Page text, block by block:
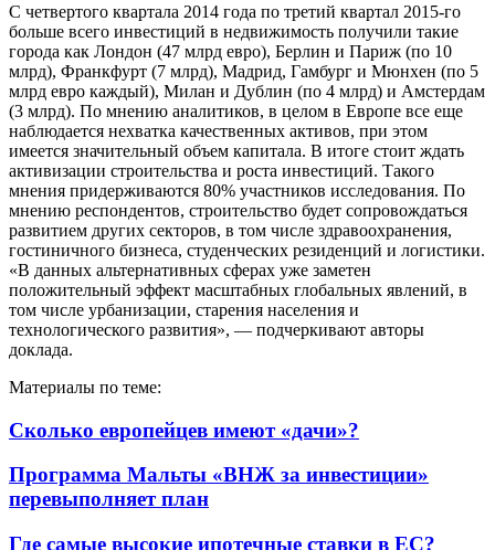
С четвертого квартала 2014 года по третий квартал 2015-го
больше всего инвестиций в недвижимость получили такие
города как Лондон (47 млрд евро), Берлин и Париж (по 10
млрд), Франкфурт (7 млрд), Мадрид, Гамбург и Мюнхен (по 5
млрд евро каждый), Милан и Дублин (по 4 млрд) и Амстердам
(3 млрд). По мнению аналитиков, в целом в Европе все еще
наблюдается нехватка качественных активов, при этом
имеется значительный объем капитала. В итоге стоит ждать
активизации строительства и роста инвестиций. Такого
мнения придерживаются 80% участников исследования. По
мнению респондентов, строительство будет сопровождаться
развитием других секторов, в том числе здравоохранения,
гостиничного бизнеса, студенческих резиденций и логистики.
«В данных альтернативных сферах уже заметен
положительный эффект масштабных глобальных явлений, в
том числе урбанизации, старения населения и
технологического развития», — подчеркивают авторы
доклада.
Материалы по теме:
Сколько европейцев имеют «дачи»?
Программа Мальты «ВНЖ за инвестиции»
перевыполняет план
Где самые высокие ипотечные ставки в ЕС?